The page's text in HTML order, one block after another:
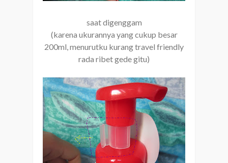
saat digenggam
(karena ukurannya yang cukup besar
200ml, menurutku kurang travel friendly
rada ribet gede gitu)